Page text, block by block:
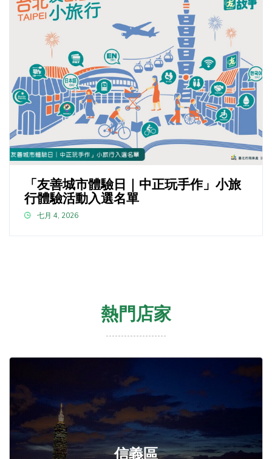
「友善城市體驗日｜中正玩手作」小旅
行體驗活動入選名單
七月 4, 2026
熱門店家
信義區